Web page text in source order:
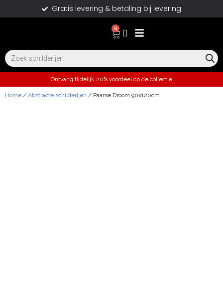
Gratis levering & betaling bij levering
0
Ontvang tijdelijk 20% voordeel op de collectie
Home / Abstracte schilderijen / Paarse Droom 90x120cm